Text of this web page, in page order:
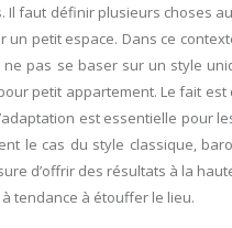
Il faut définir plusieurs choses
petit espace. Dans ce
pas se baser sur un style
petit appartement. Le fait est
est essentielle pour
le cas du style classique,
d’offrir des résultats à la
tendance à étouffer le lieu.